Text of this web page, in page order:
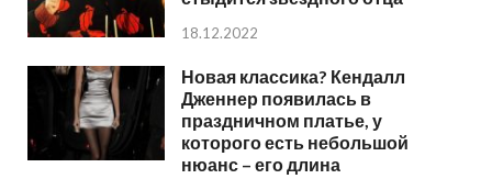
18.12.2022
Новая классика? Кендалл
Дженнер появилась в
праздничном платье, у
которого есть небольшой
нюанс – его длина